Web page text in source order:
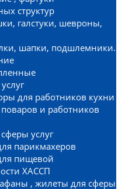
структур
галстуки, шевроны,
шапки, подшлемники.
для работников кухни
и работников
услуг
парикмахеров
пищевой
ХАССП
, жилеты для сферы